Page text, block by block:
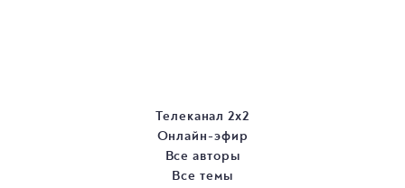
Телеканал 2х2
Онлайн-эфир
Все авторы
Все темы